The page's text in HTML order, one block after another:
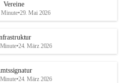
Vereine
Minute•29. Mai 2026
•24. März 2026
•24. März 2026